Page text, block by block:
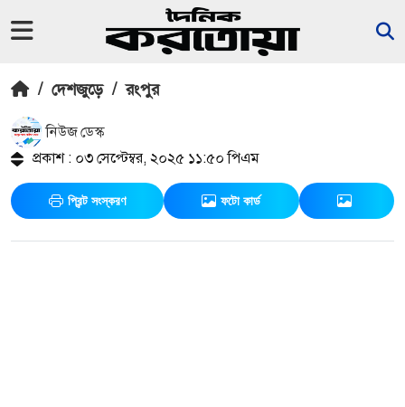
/ দেশজুড়ে / রংপুর
নিউজ ডেস্ক
প্রকাশ : ০৩ সেপ্টেম্বর, ২০২৫ ১১:৫০ পিএম
প্রিন্ট সংস্করণ ফটো কার্ড